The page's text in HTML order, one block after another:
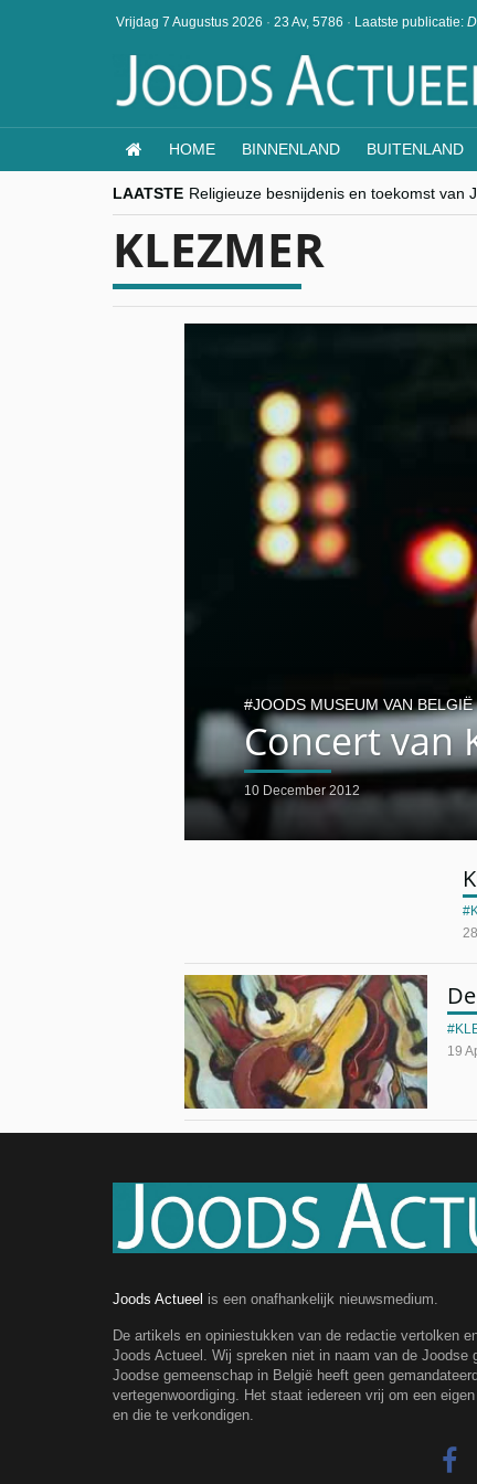
Vrijdag 7 Augustus 2026 · 23 Av, 5786 · Laatste publicatie:
HOME BINNENLAND BUITENLAND
LAATSTE Religieuze besnijdenis en toekomst van
“Besnijdenisdebat toont hoe moeilijk
CITYTRIP | ROEMENIË – Boekarest: de
“Vandaag zit elke Jood in België op de
goKosher lanceert nieuwe website en
KLEZMER
Concert van
10 December 2012
JOODS MUSEUM VAN BELGIË
19
Joods Actueel is een onafhankelijk nieuwsmedium.
De artikels en opiniestukken van de redactie vertolken
Joods Actueel. Wij spreken niet in naam van de Joodse
Joodse gemeenschap in België heeft geen
vertegenwoordiging. Het staat iedereen vrij om een
en die te verkondigen.